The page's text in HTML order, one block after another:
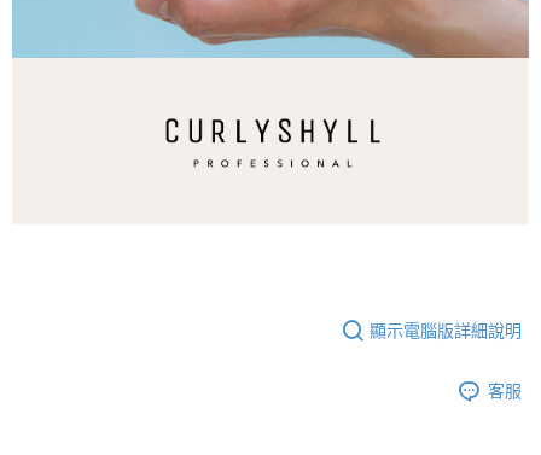
顯示電腦版詳細說明
客服